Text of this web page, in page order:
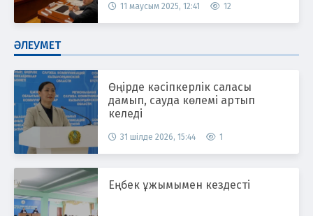
11 маусым 2025, 12:41 12
ӘЛЕУМЕТ
Өңірде кәсіпкерлік саласы
дамып, сауда көлемі артып
келеді
31 шілде 2026, 15:44 1
Еңбек ұжымымен кездесті